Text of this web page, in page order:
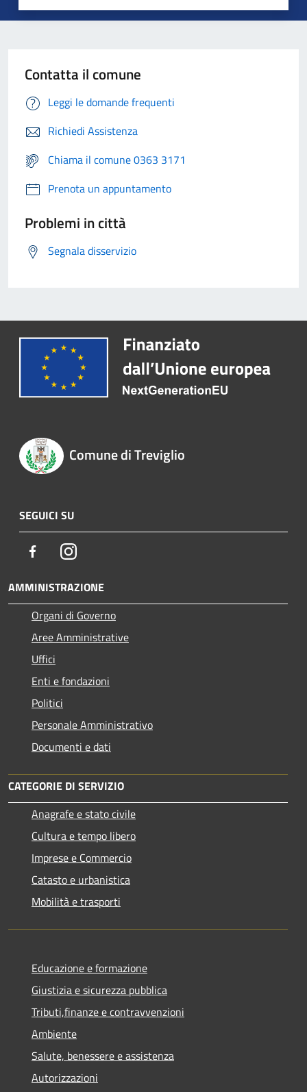
Contatta il comune
Leggi le domande frequenti
Richiedi Assistenza
Chiama il comune 0363 3171
Prenota un appuntamento
Problemi in città
Segnala disservizio
Comune di Treviglio
SEGUICI SU
FacebookInstagram
AMMINISTRAZIONE
Organi di Governo
Aree Amministrative
Uffici
Enti e fondazioni
Politici
Personale Amministrativo
Documenti e dati
CATEGORIE DI SERVIZIO
Anagrafe e stato civile
Cultura e tempo libero
Imprese e Commercio
Catasto e urbanistica
Mobilità e trasporti
Educazione e formazione
Giustizia e sicurezza pubblica
Tributi,finanze e contravvenzioni
Ambiente
Salute, benessere e assistenza
Autorizzazioni